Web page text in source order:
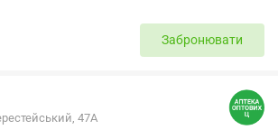
Забронювати
47А